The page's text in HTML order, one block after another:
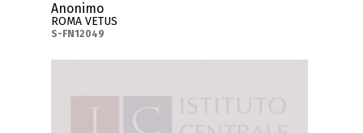
Anonimo
ROMA VETUS
S-FN12049